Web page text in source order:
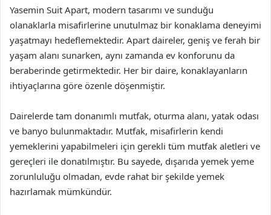
Yasemin Suit Apart, modern tasarımı ve sunduğu
olanaklarla misafirlerine unutulmaz bir konaklama deneyimi
yaşatmayı hedeflemektedir. Apart daireler, geniş ve ferah bir
yaşam alanı sunarken, aynı zamanda ev konforunu da
beraberinde getirmektedir. Her bir daire, konaklayanların
ihtiyaçlarına göre özenle döşenmiştir.
Dairelerde tam donanımlı mutfak, oturma alanı, yatak odası
ve banyo bulunmaktadır. Mutfak, misafirlerin kendi
yemeklerini yapabilmeleri için gerekli tüm mutfak aletleri ve
gereçleri ile donatılmıştır. Bu sayede, dışarıda yemek yeme
zorunluluğu olmadan, evde rahat bir şekilde yemek
hazırlamak mümkündür.